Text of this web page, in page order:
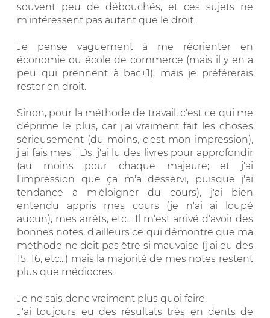
souvent peu de débouchés, et ces sujets ne
m'intéressent pas autant que le droit.
Je pense vaguement à me réorienter en
économie ou école de commerce (mais il y en a
peu qui prennent à bac+1); mais je préférerais
rester en droit.
Sinon, pour la méthode de travail, c'est ce qui me
déprime le plus, car j'ai vraiment fait les choses
sérieusement (du moins, c'est mon impression),
j'ai fais mes TDs, j'ai lu des livres pour approfondir
(au moins pour chaque majeure; et j'ai
l'impression que ça m'a desservi, puisque j'ai
tendance à m'éloigner du cours), j'ai bien
entendu appris mes cours (je n'ai ai loupé
aucun), mes arrêts, etc... Il m'est arrivé d'avoir des
bonnes notes, d'ailleurs ce qui démontre que ma
méthode ne doit pas être si mauvaise (j'ai eu des
15, 16, etc...) mais la majorité de mes notes restent
plus que médiocres.
Je ne sais donc vraiment plus quoi faire.
J'ai toujours eu des résultats très en dents de